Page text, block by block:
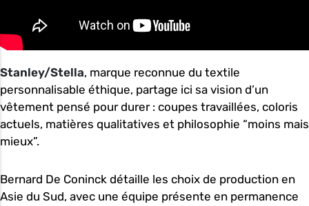
Stanley/Stella, marque reconnue du textile
personnalisable éthique, partage ici sa vision d’un
vêtement pensé pour durer : coupes travaillées, coloris
actuels, matières qualitatives et philosophie “moins mais
mieux”.
Bernard De Coninck détaille les choix de production en
Asie du Sud, avec une équipe présente en permanence